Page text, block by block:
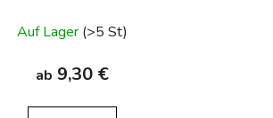
Auf Lager (>5 St)
ab 9,30 €